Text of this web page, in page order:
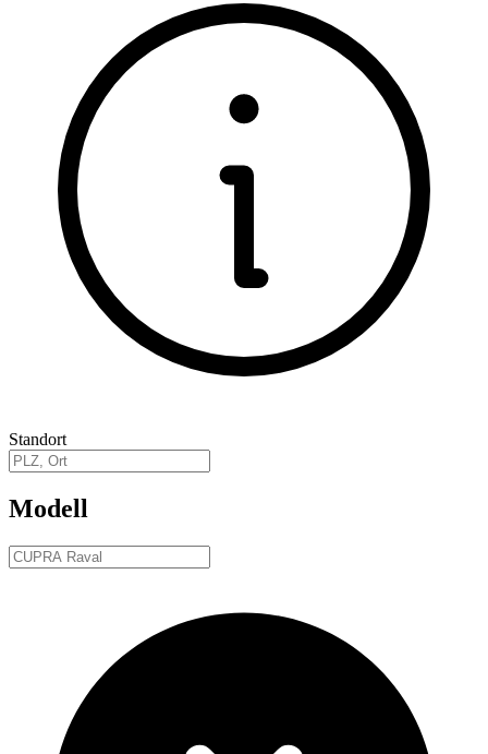
Standort
Modell